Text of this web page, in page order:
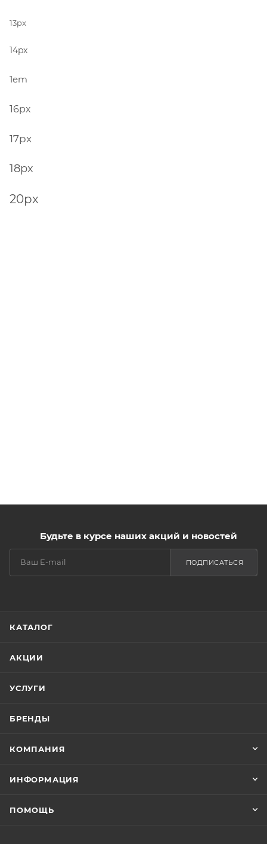
13px
14px
1em
16px
17px
18px
20px
Будьте в курсе наших акций и новостей
ПОДПИСАТЬСЯ
КАТАЛОГ
АКЦИИ
УСЛУГИ
БРЕНДЫ
КОМПАНИЯ
ИНФОРМАЦИЯ
ПОМОЩЬ